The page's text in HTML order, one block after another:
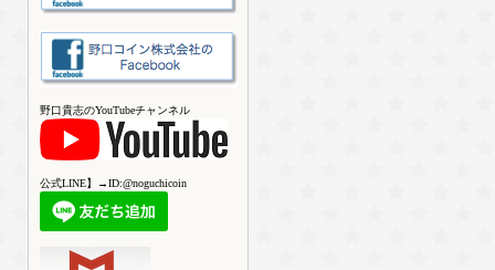
野口貴志のYouTubeチャンネル
公式LINE】→ID:@noguchicoin